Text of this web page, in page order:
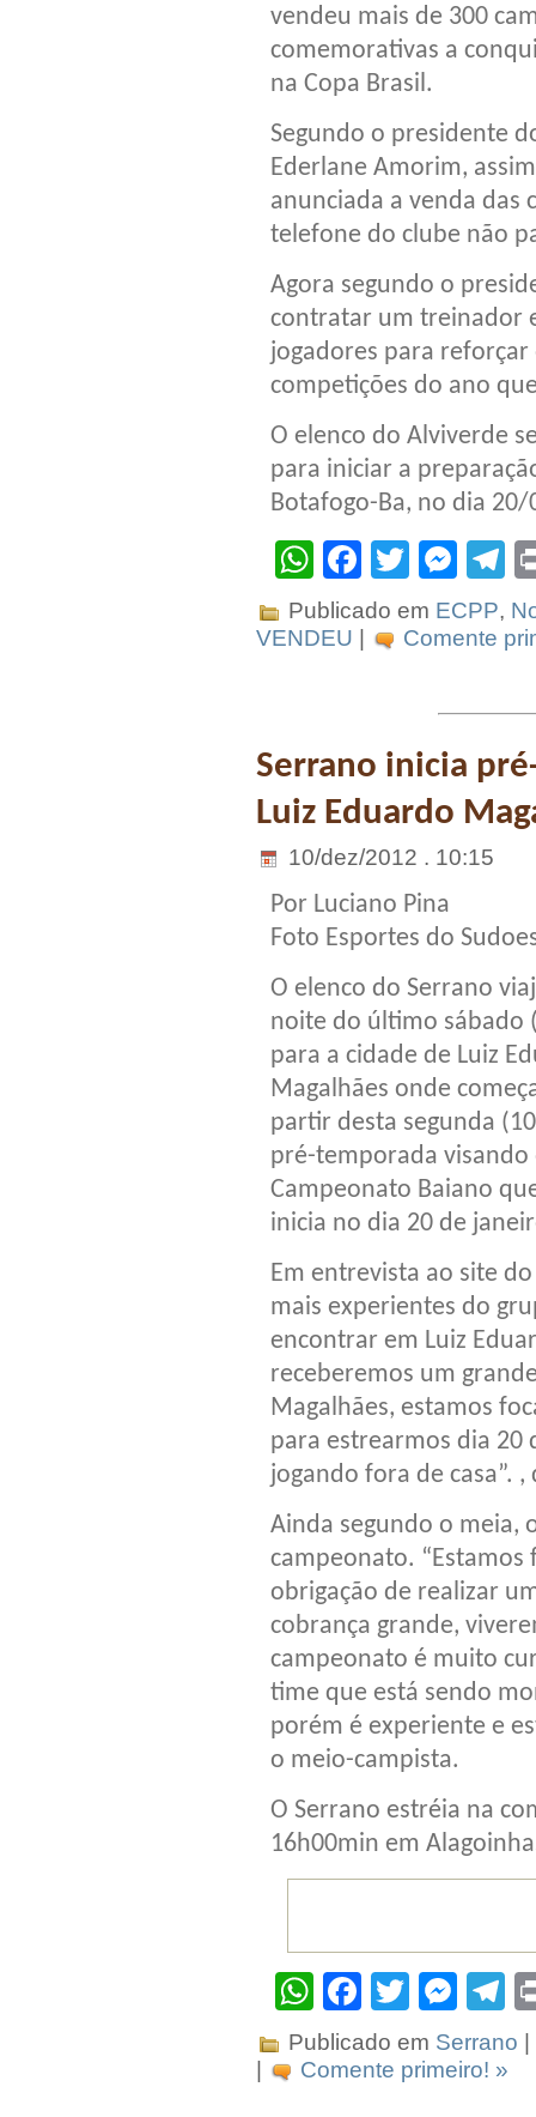
vendeu mais de 300
comemorativas a
na Copa Brasil.
Segundo o presidente
Ederlane Amorim,
anunciada a venda das
telefone do clube não
Agora segundo o
contratar um treinador
jogadores para reforçar
competições do ano
O elenco do Alviverde
para iniciar a
Botafogo-Ba, no dia
WhatsApp
Facebook
Twitter
Publicado em ECPP,
VENDEU
Comente
Serrano inicia
Luiz Eduardo
10/dez/2012 . 10:15
Por Luciano Pina
Foto Esportes do
O elenco do Serrano
noite do último sábado
para a cidade de Luiz
Magalhães onde
partir desta segunda
pré-temporada visando
Campeonato Baiano
inicia no dia 20 de
Em entrevista ao site
mais experientes do
encontrar em Luiz
receberemos um
Magalhães, estamos
para estrearmos dia 20
jogando fora de casa”. ,
Ainda segundo o meia,
campeonato. “Estamos
obrigação de realizar
cobrança grande,
campeonato é muito
time que está sendo
porém é experiente e
o meio-campista.
O Serrano estréia na
16h00min em
WhatsApp
Facebook
Twitter
Publicado em Serrano
Comente primeiro! »